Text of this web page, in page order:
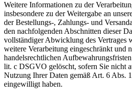
Weitere Informationen zu der
insbesondere zu der Weitergabe an
der Bestellungs-, Zahlungs- und
den nachfolgenden Abschnitten dieser
vollständiger Abwicklung des Vertrages
weitere Verarbeitung eingeschränkt und
handelsrechtlichen
lit. c DSGVO gelöscht, sofern Sie nicht
Nutzung Ihrer Daten gemäß Art. 6 Abs.
eingewilligt haben.